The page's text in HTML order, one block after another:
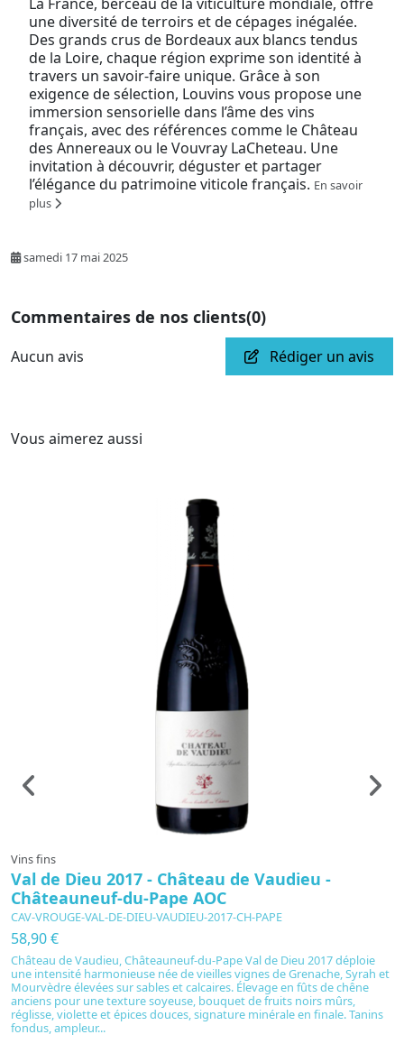
une diversité de terroirs et de cépages inégalée.
Des grands crus de Bordeaux aux blancs tendus
de la Loire, chaque région exprime son identité à
travers un savoir-faire unique. Grâce à son
exigence de sélection, Louvins vous propose une
immersion sensorielle dans l’âme des vins
français, avec des références comme le Château
des Annereaux ou le Vouvray LaCheteau. Une
invitation à découvrir, déguster et partager
l’élégance du patrimoine viticole français. En savoir
plus
samedi 17 mai 2025
Commentaires de nos clients(0)
Aucun avis Rédiger un avis
Vous aimerez aussi
Vins fins
Val de Dieu 2017 - Château de Vaudieu -
Châteauneuf-du-Pape AOC
CAV-VROUGE-VAL-DE-DIEU-VAUDIEU-2017-CH-PAPE
58,90 €
Château de Vaudieu, Châteauneuf-du-Pape Val de Dieu 2017 déploie
une intensité harmonieuse née de vieilles vignes de Grenache, Syrah et
Mourvèdre élevées sur sables et calcaires. Élevage en fûts de chêne
anciens pour une texture soyeuse, bouquet de fruits noirs mûrs,
réglisse, violette et épices douces, signature minérale en finale. Tanins
fondus, ampleur...